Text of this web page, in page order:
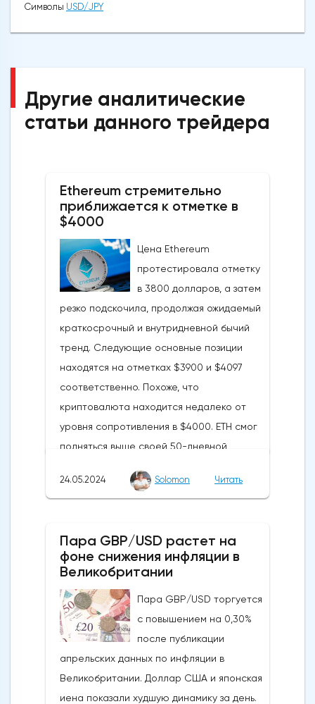
Символы USD/JPY
Другие аналитические
статьи данного трейдера
Ethereum стремительно
приближается к отметке в
$4000
Цена Ethereum
протестировала отметку
в 3800 долларов, а затем
резко подскочила, продолжая ожидаемый
краткосрочный и внутридневной бычий
тренд. Следующие основные позиции
находятся на отметках $3900 и $4097
соответственно. Похоже, что
криптовалюта находится недалеко от
уровня сопротивления в $4000. ETH смог
подняться выше своей 50-дневной
бычьих колебаний, которые могут развеять
криптовалюты.Курс супер-альткоина не
рос до тех пор, пока за неделю до
21Shares и ARK не утвердили спотовые ETF
на Ethereum. К счастью для Ethereum, в
понедельник, 20 мая, ожидания стали
более оптимистичными, что помогло
криптовалюте вырасти более чем на 20%.
24.05.2024 Solomon Читать
Пара GBP/USD растет на
фоне снижения инфляции в
Великобритании
Пара GBP/USD торгуется
с повышением на 0,30%
после публикации
апрельских данных по инфляции в
Великобритании. Доллар США и японская
иена показали худшую динамику за день.